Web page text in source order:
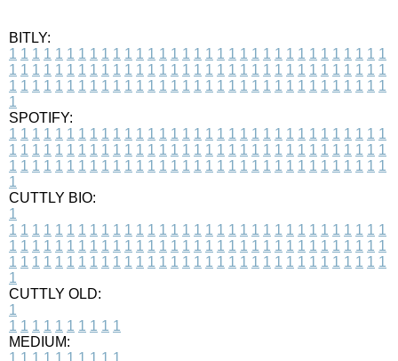
BITLY:
1 1 1 1 1 1 1 1 1 1 1 1 1 1 1 1 1 1 1 1 1 1 1 1 1 1 1 1 1 1 1 1 1
1 1 1 1 1 1 1 1 1 1 1 1 1 1 1 1 1 1 1 1 1 1 1 1 1 1 1 1 1 1 1 1 1
1 1 1 1 1 1 1 1 1 1 1 1 1 1 1 1 1 1 1 1 1 1 1 1 1 1 1 1 1 1 1 1 1
1
SPOTIFY:
1 1 1 1 1 1 1 1 1 1 1 1 1 1 1 1 1 1 1 1 1 1 1 1 1 1 1 1 1 1 1 1 1
1 1 1 1 1 1 1 1 1 1 1 1 1 1 1 1 1 1 1 1 1 1 1 1 1 1 1 1 1 1 1 1 1
1 1 1 1 1 1 1 1 1 1 1 1 1 1 1 1 1 1 1 1 1 1 1 1 1 1 1 1 1 1 1 1 1
1
CUTTLY BIO:
1
1 1 1 1 1 1 1 1 1 1 1 1 1 1 1 1 1 1 1 1 1 1 1 1 1 1 1 1 1 1 1 1 1
1 1 1 1 1 1 1 1 1 1 1 1 1 1 1 1 1 1 1 1 1 1 1 1 1 1 1 1 1 1 1 1 1
1 1 1 1 1 1 1 1 1 1 1 1 1 1 1 1 1 1 1 1 1 1 1 1 1 1 1 1 1 1 1 1 1
1
CUTTLY OLD:
1
1 1 1 1 1 1 1 1 1 1
MEDIUM:
1 1 1 1 1 1 1 1 1 1